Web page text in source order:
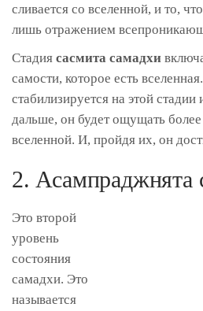
сливается со вселенной, и то,
лишь отражением
Стадия сасмита самадхи
самости, которое есть
стабилизируется на этой стадии
дальше, он будет ощущать
вселенной. И, пройдя их, он
2. Асампраджнята
Это второй
уровень
состояния
самадхи. Это
называется